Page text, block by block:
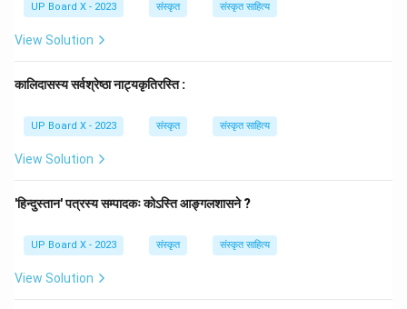
UP Board X - 2023 संस्कृत संस्कृत साहित्य
View Solution
कालिदासस्य सर्वश्रेष्ठा नाट्यकृतिरस्ति :
UP Board X - 2023 संस्कृत संस्कृत साहित्य
View Solution
'हिन्दुस्तान' पत्रस्य सम्पादकः कोऽस्ति आङ्गलशासने ?
UP Board X - 2023 संस्कृत संस्कृत साहित्य
View Solution